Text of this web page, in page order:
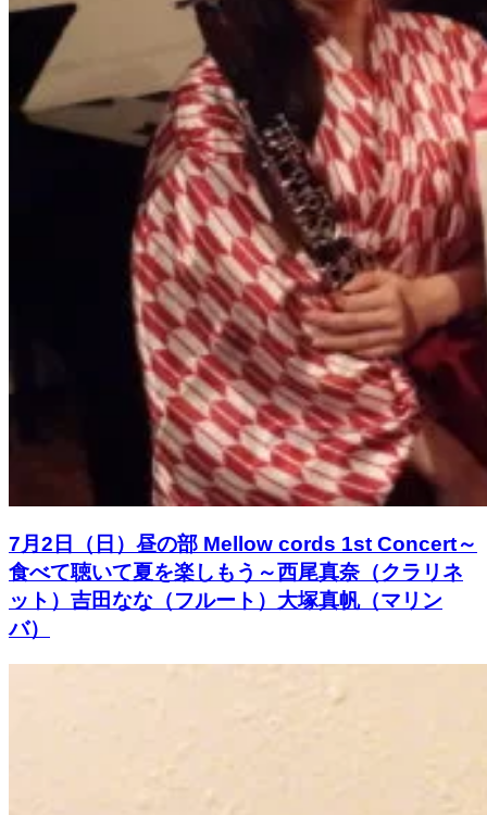
7月2日（日）昼の部 Mellow cords 1st Concert～
食べて聴いて夏を楽しもう～西尾真奈（クラリネ
ット）吉田なな（フルート）大塚真帆（マリン
バ）